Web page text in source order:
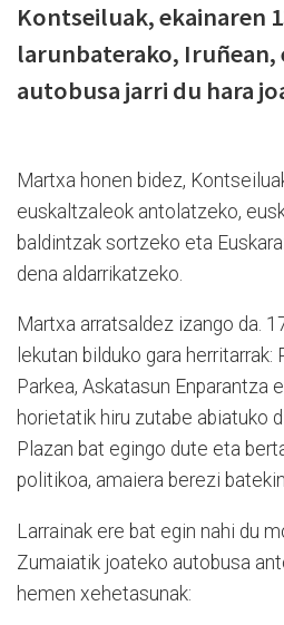
Kontseiluak, ekainaren
larunbaterako, Iruñean,
autobusa jarri du hara
Martxa honen bidez,
euskaltzaleok antolatzeko,
baldintzak sortzeko eta
dena aldarrikatzeko.
Martxa arratsaldez izango da.
lekutan bilduko gara herritarrak:
Parkea, Askatasun Enparantza
horietatik hiru zutabe abiatuko
Plazan bat egingo dute eta
politikoa, amaiera berezi
Larrainak ere bat egin nahi du
Zumaiatik joateko autobusa
hemen xehetasunak: